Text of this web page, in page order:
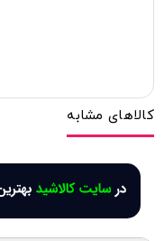
کالاهای مشابه